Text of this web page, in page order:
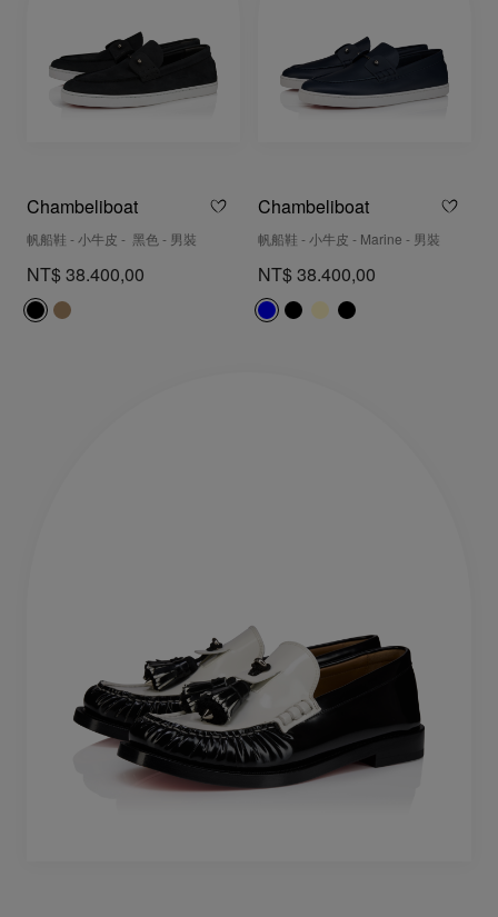
Chambeliboat
帆船鞋 - 小牛皮 - 黑色 - 男裝
NT$ 38.400,00
Chambeliboat
帆船鞋 - 小牛皮 - Marine - 男裝
NT$ 38.400,00